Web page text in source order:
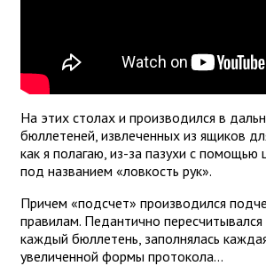
На этих столах и производился в
бюллетеней, извлеченных из ящиков
как я полагаю, из-за пазухи с помощью
под названием «ловкость рук».
Причем «подсчет» производился
правилам. Педантично пересчитывался
каждый бюллетень, заполнялась
увеличенной формы протокола...